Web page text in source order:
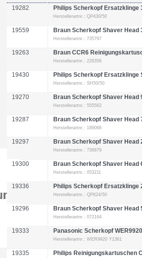
19282 Philips Scherkopf Ersatzklinge
Herstellerartnr.: QP430/50
19559 Braun Scherkopf Shaver Head
Herstellerartnr.: 735797
19263 Braun CCR6
Herstellerartnr.: 226356
19430 Philips Scherkopf Ersatzklinge
Herstellerartnr.: SH50/50
19270 Braun Scherkopf Shaver Head
Herstellerartnr.: 555562
19287 Braun Scherkopf Shaver Head
Herstellerartnr.: 189066
19297 Braun Scherkopf Shaver Head
Herstellerartnr.: 736879
19300 Braun Scherkopf Shaver Head
Herstellerartnr.: 053211
19336 Philips Scherkopf Ersatzklinge
Herstellerartnr.: QP624/50
19296 Braun Scherkopf Shaver Head
Herstellerartnr.: 072164
19333 Panasonic Scherkopf WER9920
Herstellerartnr.: WER9920 Y1361
19335 Philips Reinigungskartuschen